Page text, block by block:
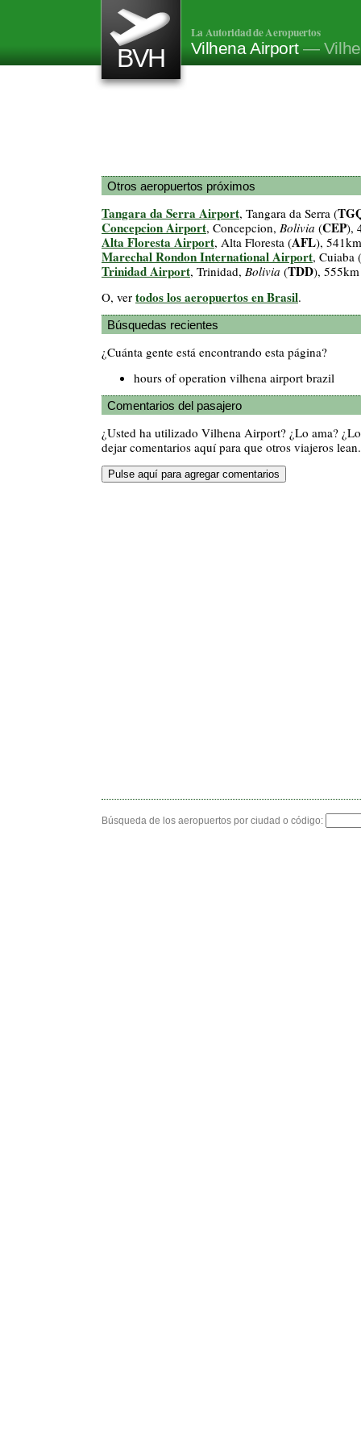
BVH
La Autoridad de Aeropuertos
Vilhena Airport —
Otros aeropuertos próximos
Tangara da Serra Airport, Tangara da Serra (
Concepcion Airport, Concepcion, Bolivia (CEP),
Alta Floresta Airport, Alta Floresta (AFL), 541km
Marechal Rondon International Airport, Cuiaba (
Trinidad Airport, Trinidad, Bolivia (TDD), 555km
O, ver todos los aeropuertos en Brasil.
Búsquedas recientes
¿Cuánta gente está encontrando esta página?
hours of operation vilhena airport brazil
Comentarios del pasajero
¿Usted ha utilizado Vilhena Airport? ¿Lo ama?
dejar comentarios aquí para que otros viajeros lean.
Búsqueda de los aeropuertos por ciudad o código: